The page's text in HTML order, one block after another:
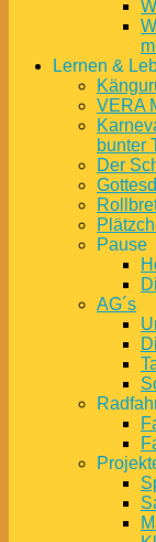
Lernen &
VERA
bunter
Der
Pause
AG´s